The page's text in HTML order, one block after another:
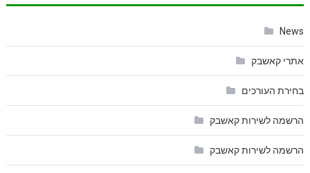
News
אתרי קאשבק
בחירת העורכים
הרשמה לשירות קאשבק
הרשמה לשירות קאשבק